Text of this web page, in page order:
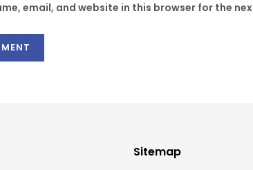
email, and website in this browser for the
Sitemap